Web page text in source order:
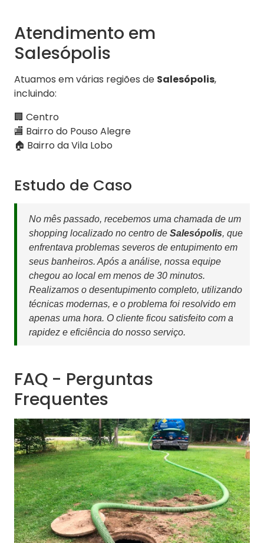
Atendimento em
Salesópolis
Atuamos em várias regiões de Salesópolis,
incluindo:
🏢 Centro
🏬 Bairro do Pouso Alegre
🏠 Bairro da Vila Lobo
Estudo de Caso
No mês passado, recebemos uma chamada de um
shopping localizado no centro de Salesópolis, que
enfrentava problemas severos de entupimento em
seus banheiros. Após a análise, nossa equipe
chegou ao local em menos de 30 minutos.
Realizamos o desentupimento completo, utilizando
técnicas modernas, e o problema foi resolvido em
apenas uma hora. O cliente ficou satisfeito com a
rapidez e eficiência do nosso serviço.
FAQ - Perguntas
Frequentes